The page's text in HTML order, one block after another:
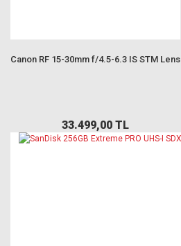
Canon RF 15-30mm f/4.5-6.3 IS STM Lens
33.499,00 TL